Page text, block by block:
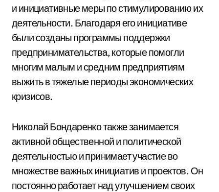
и инициативные меры по стимулированию их
деятельности. Благодаря его инициативе
были созданы программы поддержки
предпринимательства, которые помогли
многим малым и средним предприятиям
выжить в тяжелые периоды экономических
кризисов.
Николай Бондаренко также занимается
активной общественной и политической
деятельностью и принимает участие во
множестве важных инициатив и проектов. Он
постоянно работает над улучшением своих